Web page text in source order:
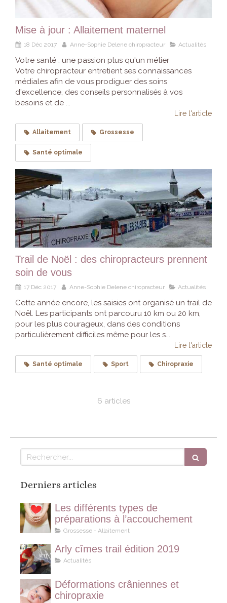
Mise à jour : Allaitement maternel
18 Déc 2017 Anne-Sophie Delene chiropracteur Actualités
Votre santé : une passion plus qu'un métier
Votre chiropracteur entretient ses connaissances
médiales afin de vous prodiguer des soins
d'excellence, des conseils personnalisés à vos
besoins et de ...
Lire l'article
Allaitement Grossesse
Santé optimale
Trail de Noël : des chiropracteurs prennent
soin de vous
17 Déc 2017 Anne-Sophie Delene chiropracteur Actualités
Cette année encore, les saisies ont organisé un trail de
Noël. Les participants ont parcouru 10 km ou 20 km,
pour les plus courageux, dans des conditions
particulièrement difficiles même pour les s...
Lire l'article
Santé optimale Sport Chiropraxie
6 articles
Rechercher
Derniers articles
Les différents types de
préparations à l’accouchement
Grossesse - Allaitement
Arly cîmes trail édition 2019
Actualités
Déformations crâniennes et
chiropraxie